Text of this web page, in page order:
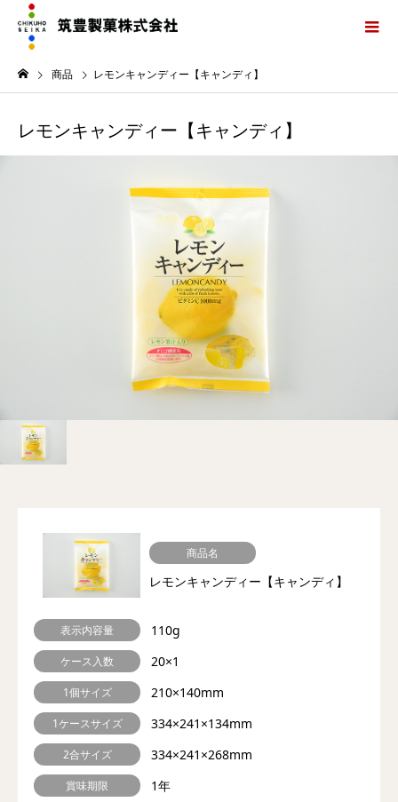
商品 レモンキャンディー【キャンディ】
レモンキャンディー【キャンディ】
商品名
レモンキャンディー【キャンディ】
表示内容量 110g
ケース入数 20×1
1個サイズ 210×140mm
1ケースサイズ 334×241×134mm
2合サイズ 334×241×268mm
賞味期限 1年